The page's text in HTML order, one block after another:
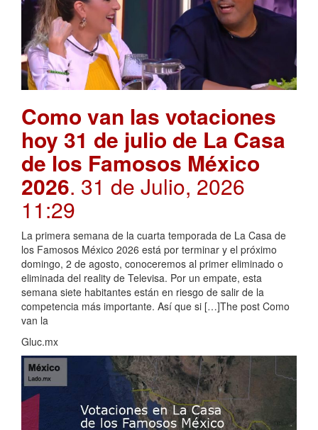
Como van las votaciones
hoy 31 de julio de La Casa
de los Famosos México
2026. 31 de Julio, 2026
11:29
La primera semana de la cuarta temporada de La Casa de
los Famosos México 2026 está por terminar y el próximo
domingo, 2 de agosto, conoceremos al primer eliminado o
eliminada del reality de Televisa. Por un empate, esta
semana siete habitantes están en riesgo de salir de la
competencia más importante. Así que si […]The post Como
van la
Gluc.mx